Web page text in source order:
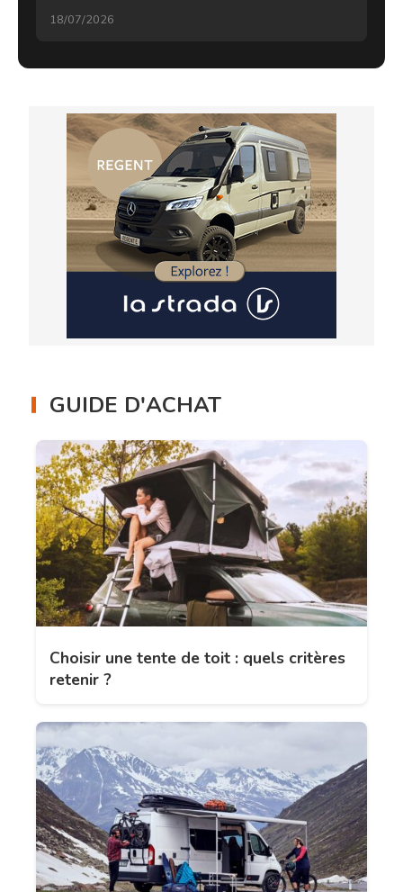
18/07/2026
GUIDE D'ACHAT
Choisir une tente de toit : quels critères
retenir ?